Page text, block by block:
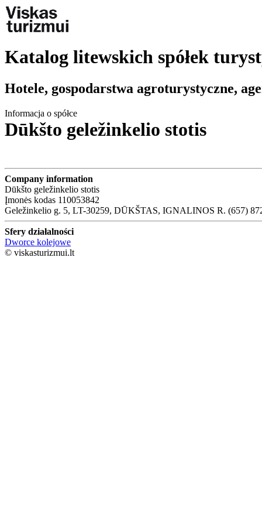
Katalog litewskich spółek
Hotele, gospodarstwa agroturystyczne,
Informacja o spółce
Dūkšto geležinkelio stotis
Company information
Dūkšto geležinkelio stotis
Įmonės kodas 110053842
Geležinkelio g. 5, LT-30259, DŪKŠTAS, IGNALINOS R. (657)
Sfery działalności
Dworce kolejowe
© viskasturizmui.lt